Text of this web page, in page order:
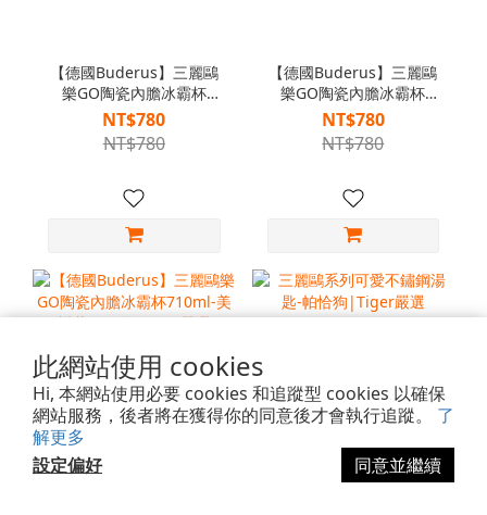
此網站使用 cookies
Hi, 本網站使用必要 cookies 和追蹤型 cookies 以確保
網站服務，後者將在獲得你的同意後才會執行追蹤。 了
解更多
設定偏好
同意並繼續
【德國Buderus】三麗鷗
樂GO陶瓷內膽冰霸杯
710ml-大耳狗蘋果
籃|Tiger嚴選
NT$780
NT$780
【德國Buderus】三麗鷗
樂GO陶瓷內膽冰霸杯
710ml-酷洛米樂生
活|Tiger嚴選
NT$780
NT$780